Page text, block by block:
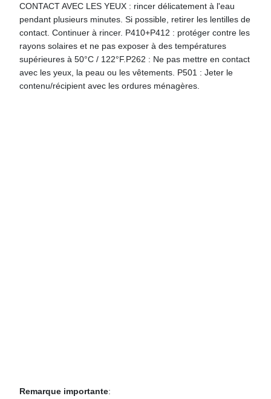
CONTACT AVEC LES YEUX : rincer délicatement à l'eau
pendant plusieurs minutes. Si possible, retirer les lentilles de
contact. Continuer à rincer. P410+P412 : protéger contre les
rayons solaires et ne pas exposer à des températures
supérieures à 50°C / 122°F.P262 : Ne pas mettre en contact
avec les yeux, la peau ou les vêtements. P501 : Jeter le
contenu/récipient avec les ordures ménagères.
Remarque importante: